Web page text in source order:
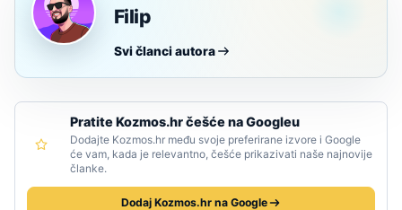
Filip
Svi članci autora
Pratite Kozmos.hr češće na Googleu
Dodajte Kozmos.hr među svoje preferirane izvore i Google
će vam, kada je relevantno, češće prikazivati naše najnovije
članke.
Dodaj Kozmos.hr na Google